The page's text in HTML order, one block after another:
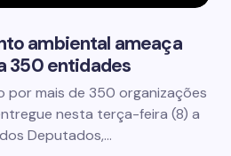
ambiental ameaça
350 entidades
por mais de 350 organizações
nesta terça-feira (8) a
Deputados,…